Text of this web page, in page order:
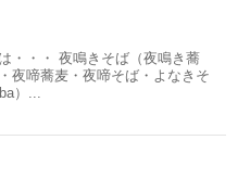
・・・ 夜鳴きそば（夜鳴き蕎
夜啼蕎麦・夜啼そば・よなきそ
）...